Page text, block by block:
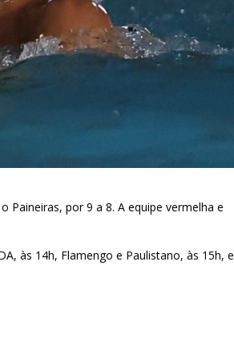
Paineiras, por 9 a 8. A equipe vermelha e
às 14h, Flamengo e Paulistano, às 15h, e